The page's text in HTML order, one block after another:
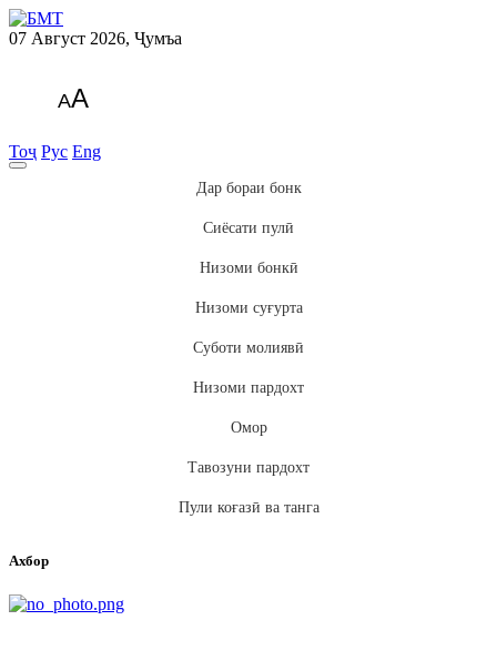
07 Август 2026, Ҷумъа
AA
Тоҷ Рус Eng
Дар бораи бонк
Сиёсати пулӣ
Низоми бонкӣ
Низоми суғурта
Суботи молиявӣ
Низоми пардохт
Омор
Тавозуни пардохт
Пули коғазӣ ва танга
Ахбор